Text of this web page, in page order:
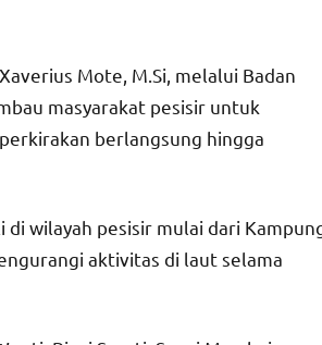
Mote, M.Si, melalui Badan
masyarakat pesisir untuk
berlangsung hingga
wilayah pesisir mulai dari
aktivitas di laut selama